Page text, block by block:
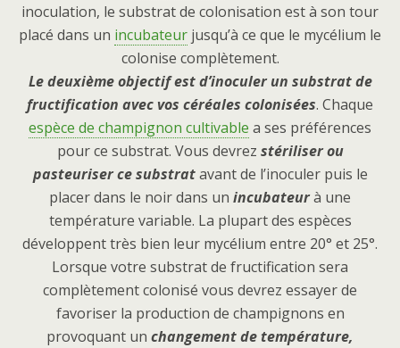
inoculation, le substrat de colonisation est à son tour
placé dans un incubateur jusqu’à ce que le mycélium le
colonise complètement.
Le deuxième objectif est d’inoculer un substrat de
fructification avec vos céréales colonisées. Chaque
espèce de champignon cultivable a ses préférences
pour ce substrat. Vous devrez stériliser ou
pasteuriser ce substratavant de l’inoculer puis le
placer dans le noir dans un incubateurà une
température variable. La plupart des espèces
développent très bien leur mycélium entre 20° et 25°.
Lorsque votre substrat de fructification sera
complètement colonisé vous devrez essayer de
favoriser la production de champignons en
provoquant un changement de température,